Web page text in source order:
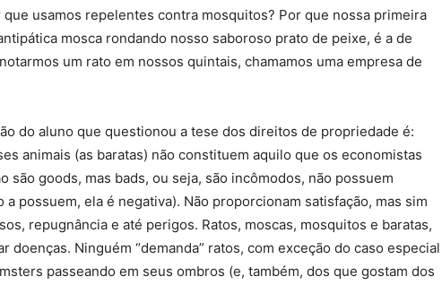
que usamos repelentes contra mosquitos? Por que nossa primeira
mosca rondando nosso saboroso prato de peixe, é a de
um rato em nossos quintais, chamamos uma empresa de
do aluno que questionou a tese dos direitos de propriedade é:
animais (as baratas) não constituem aquilo que os economistas
são goods, mas bads, ou seja, são incômodos, não possuem
possuem, ela é negativa). Não proporcionam satisfação, mas sim
repugnância e até perigos. Ratos, moscas, mosquitos e baratas,
doenças. Ninguém “demanda” ratos, com exceção do caso especial
passeando em seus ombros (e, também, dos que gostam dos